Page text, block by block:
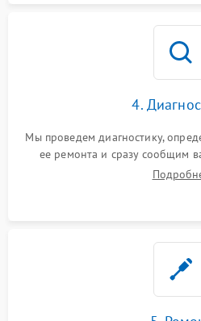
4.
Мы проведем диагностику,
ее ремонта и сразу сообщим